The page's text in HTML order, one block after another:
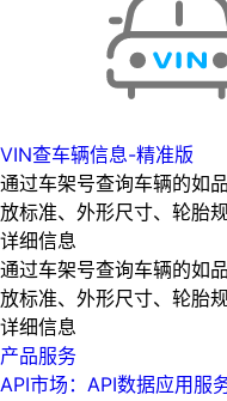
VIN查车辆信息-精准版
通过车架号查询车辆的如
放标准、外形尺寸、轮胎
详细信息
通过车架号查询车辆的如
放标准、外形尺寸、轮胎
详细信息
产品服务
API市场：API数据应用服